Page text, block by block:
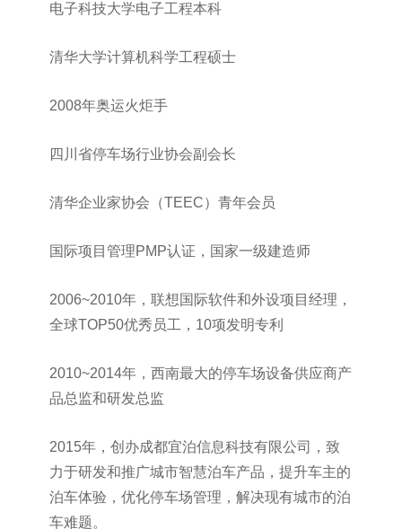
电子科技大学电子工程本科
清华大学计算机科学工程硕士
2008年奥运火炬手
四川省停车场行业协会副会长
清华企业家协会（TEEC）青年会员
国际项目管理PMP认证，国家一级建造师
2006~2010年，联想国际软件和外设项目经理，
全球TOP50优秀员工，10项发明专利
2010~2014年，西南最大的停车场设备供应商产
品总监和研发总监
2015年，创办成都宜泊信息科技有限公司，致
力于研发和推广城市智慧泊车产品，提升车主的
泊车体验，优化停车场管理，解决现有城市的泊
车难题。